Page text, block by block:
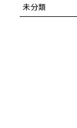
未分類